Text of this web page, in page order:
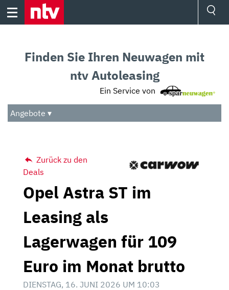
Skip
Audio
Das Beste
Finden Sie Ihren Neuwagen mit
ntv Autoleasing
Ein Service von
Angebote ▾
Zurück zu den
Deals
Opel Astra ST im
Leasing als
Lagerwagen für 109
Euro im Monat brutto
DIENSTAG, 16. JUNI 2026 UM 10:03